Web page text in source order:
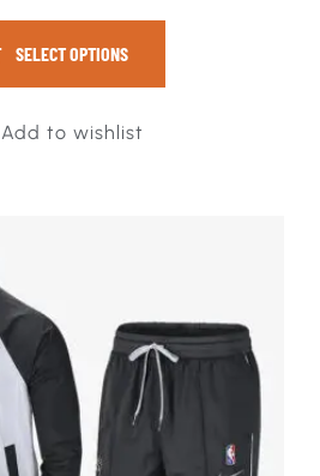
SELECT OPTIONS
Add to wishlist